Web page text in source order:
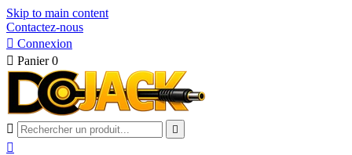
Skip to main content
Contactez-nous
 Connexion
 Panier 0
 
